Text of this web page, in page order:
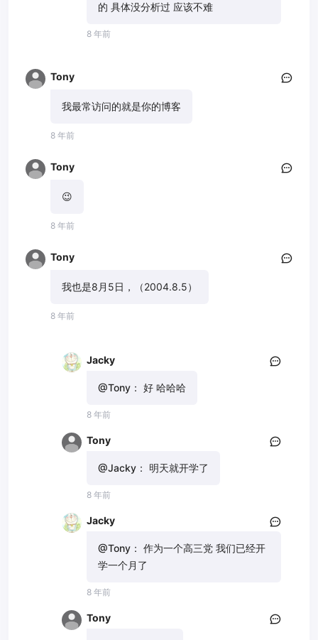
的 具体没分析过 应该不难
8 年前
Tony
我最常访问的就是你的博客
8 年前
Tony
😉
8 年前
Tony
我也是8月5日，（2004.8.5）
8 年前
Jacky
@Tony： 好 哈哈哈
8 年前
Tony
@Jacky： 明天就开学了
8 年前
Jacky
@Tony： 作为一个高三党 我们已经开
学一个月了
8 年前
Tony